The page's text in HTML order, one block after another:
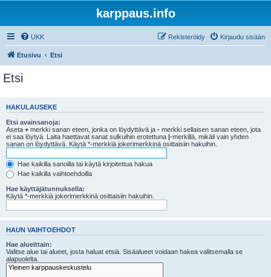
karppaus.info
UKK Kirjaudu sisään
Rekisteröidy
Etusivu Etsi
Etsi
HAKULAUSEKE
Etsi avainsanoja:
Aseta + merkki sanan eteen, jonka on löydyttävä ja - merkki sellaisen sanan eteen, jota
ei saa löytyä. Laita haettavat sanat sulkuihin erotettuna |-merkillä, mikäli vain yhden
sanan on löydyttävä. Käytä *-merkkiä jokerimerkkinä osittaisiin hakuihin.
Hae kaikilla sanoilla tai käytä kirjoitettua hakua
Hae kaikilla vaihtoehdoilla
Hae käyttäjätunnuksella:
Käytä *-merkkiä jokerimerkkinä osittaisiin hakuihin.
HAUN VAIHTOEHDOT
Hae alueittain:
Valitse alue tai alueet, josta haluat etsiä. Sisäalueet voidaan hakea valitsemalla se
alapuolelta.